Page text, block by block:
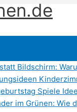
Bildschirm:
Spiele
im Grünen: Wie